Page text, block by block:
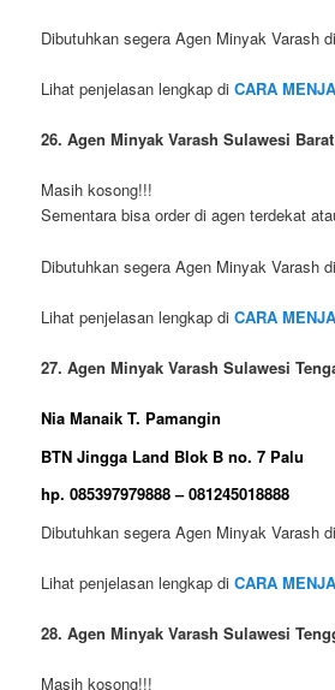
Dibutuhkan segera Agen Minyak Varash
Lihat penjelasan lengkap diCARA
26. Agen Minyak Varash Sulawesi Barat
Masih kosong!!!
Sementara bisa order di agen terdekat
Dibutuhkan segera Agen Minyak Varash
Lihat penjelasan lengkap diCARA
27. Agen Minyak Varash Sulawesi
Nia Manaik T. Pamangin
BTN Jingga Land Blok B no. 7 Palu
hp. 085397979888 – 081245018888
Dibutuhkan segera Agen Minyak Varash
Lihat penjelasan lengkap diCARA
28. Agen Minyak Varash Sulawesi
Masih kosong!!!